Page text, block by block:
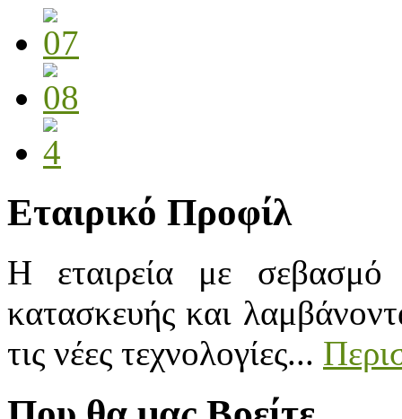
Εταιρικό Προφίλ
Η εταιρεία με σεβασμό
κατασκευής και
τις νέες τεχνολογίες...